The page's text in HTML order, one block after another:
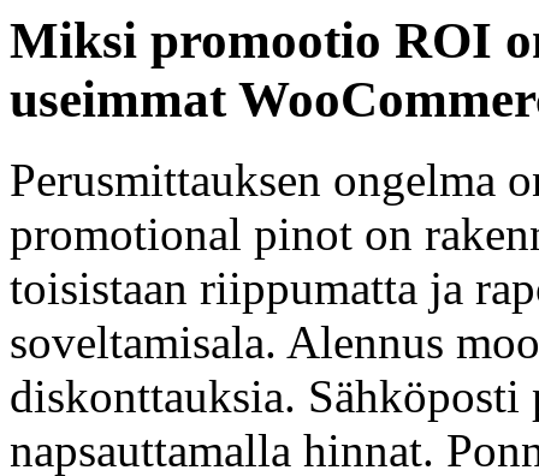
Miksi promootio ROI
useimmat
Perusmittauksen ongelma
promotional pinot on
toisistaan riippumatta ja
soveltamisala. Alennus
diskonttauksia.
napsauttamalla hinnat.